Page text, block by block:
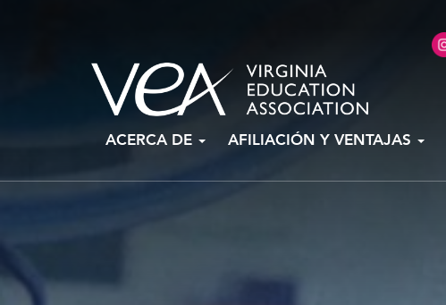
ACERCA DE AFILIACIÓN Y VENTAJAS